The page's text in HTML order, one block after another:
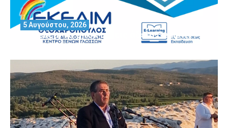
Θέλεις να αποκτήσεις άδεια Security?
5 Αυγούστου, 2026